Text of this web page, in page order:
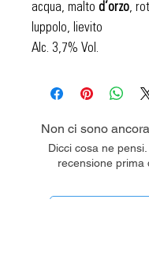
acqua, malto d’orzo ,
luppolo, lievito
Alc. 3,7% Vol.
Non ci sono
Dicci cosa ne
recensione prima